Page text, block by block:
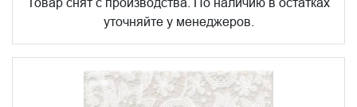
уточняйте у менеджеров.